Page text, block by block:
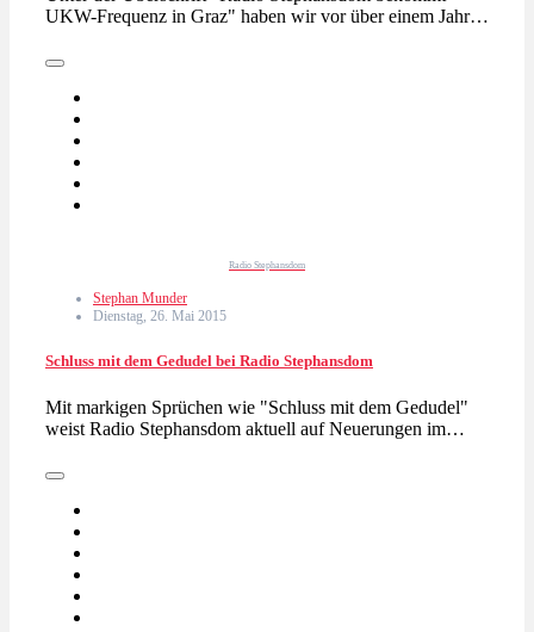
UKW-Frequenz in Graz" haben wir vor über einem Jahr…
Radio Stephansdom
Stephan Munder
Dienstag, 26. Mai 2015
Schluss mit dem Gedudel bei Radio Stephansdom
Mit markigen Sprüchen wie "Schluss mit dem Gedudel"
weist Radio Stephansdom aktuell auf Neuerungen im…